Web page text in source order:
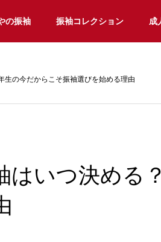
の振袖 振袖コレクション 成
生の今だからこそ振袖選びを始める理由
はいつ決める